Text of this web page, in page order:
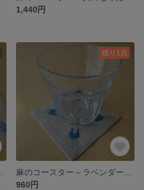
1,440円
残り1点
960円